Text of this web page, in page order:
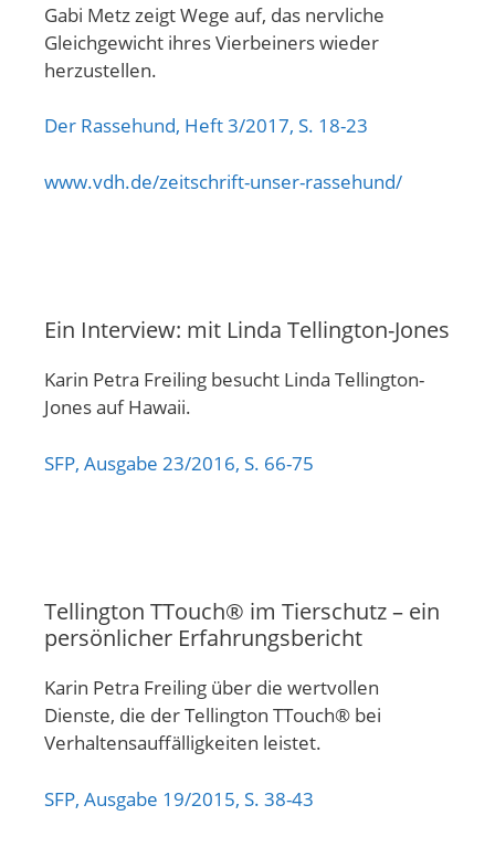
Gabi Metz zeigt Wege auf, das nervliche
Gleichgewicht ihres Vierbeiners wieder
herzustellen.
Der Rassehund, Heft 3/2017, S. 18-23
www.vdh.de/zeitschrift-unser-rassehund/
Ein Interview: mit Linda Tellington-Jones
Karin Petra Freiling besucht Linda Tellington-
Jones auf Hawaii.
SFP, Ausgabe 23/2016, S. 66-75
Tellington TTouch® im Tierschutz – ein
persönlicher Erfahrungsbericht
Karin Petra Freiling über die wertvollen
Dienste, die der Tellington TTouch® bei
Verhaltensauffälligkeiten leistet.
SFP, Ausgabe 19/2015, S. 38-43